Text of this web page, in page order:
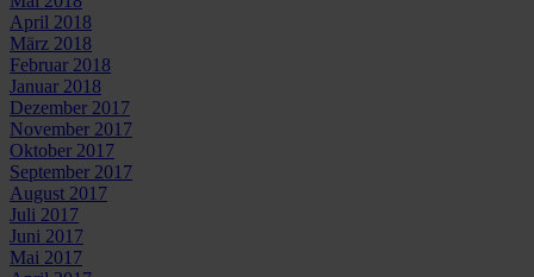
April 2018
März 2018
Februar 2018
Januar 2018
Dezember 2017
November 2017
Oktober 2017
September 2017
August 2017
Juli 2017
Juni 2017
Mai 2017